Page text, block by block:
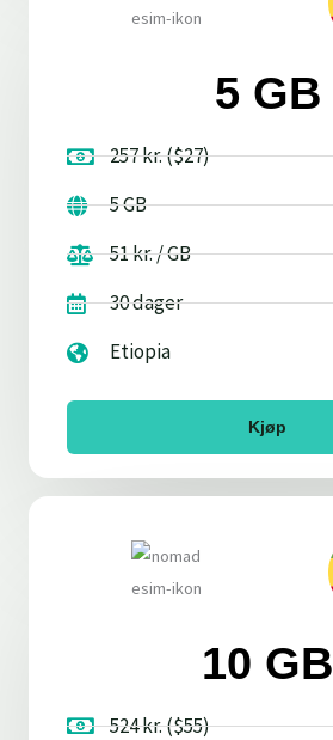
5 GB
257 kr. ($27)
5 GB
51 kr. / GB
30 dager
Etiopia
Kjøp
10 GB
524 kr. ($55)